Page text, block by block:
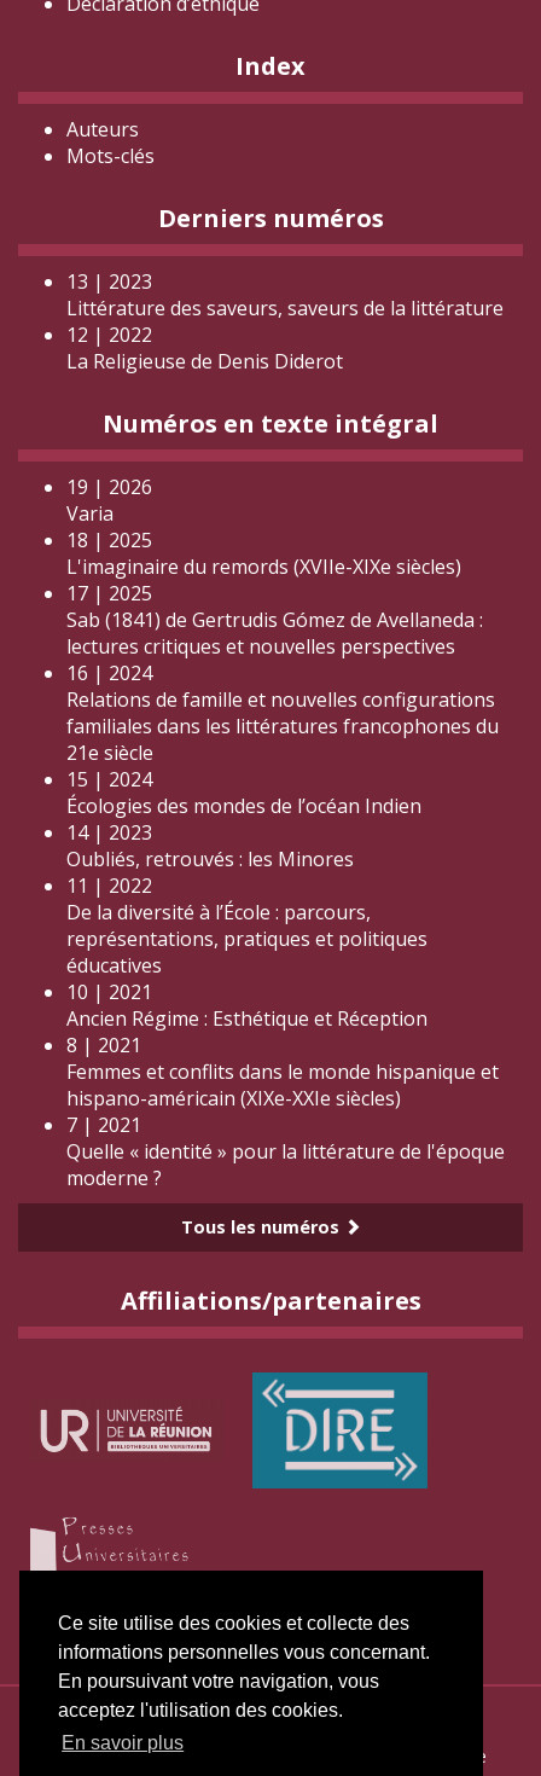
Ce site utilise des cookies et collecte des
informations personnelles vous concernant.
En poursuivant votre navigation, vous
acceptez l'utilisation des cookies.
En savoir plus
Index
Auteurs
Mots-clés
Derniers numéros
13 | 2023
Littérature des saveurs, saveurs de la littérature
12 | 2022
La Religieuse de Denis Diderot
Numéros en texte intégral
19 | 2026
Varia
18 | 2025
L'imaginaire du remords (XVIIe-XIXe siècles)
17 | 2025
Sab (1841) de Gertrudis Gómez de Avellaneda :
lectures critiques et nouvelles perspectives
16 | 2024
Relations de famille et nouvelles configurations
familiales dans les littératures francophones du
21e siècle
15 | 2024
Écologies des mondes de l’océan Indien
14 | 2023
Oubliés, retrouvés : les Minores
11 | 2022
De la diversité à l’École : parcours,
représentations, pratiques et politiques
éducatives
10 | 2021
Ancien Régime : Esthétique et Réception
8 | 2021
Femmes et conflits dans le monde hispanique et
hispano-américain (XIXe-XXIe siècles)
7 | 2021
Quelle « identité » pour la littérature de l'époque
moderne ?
Tous les numéros
Affiliations/partenaires
ISSN électronique 2271-3131
Plan du site—Politique de publication
Politique de